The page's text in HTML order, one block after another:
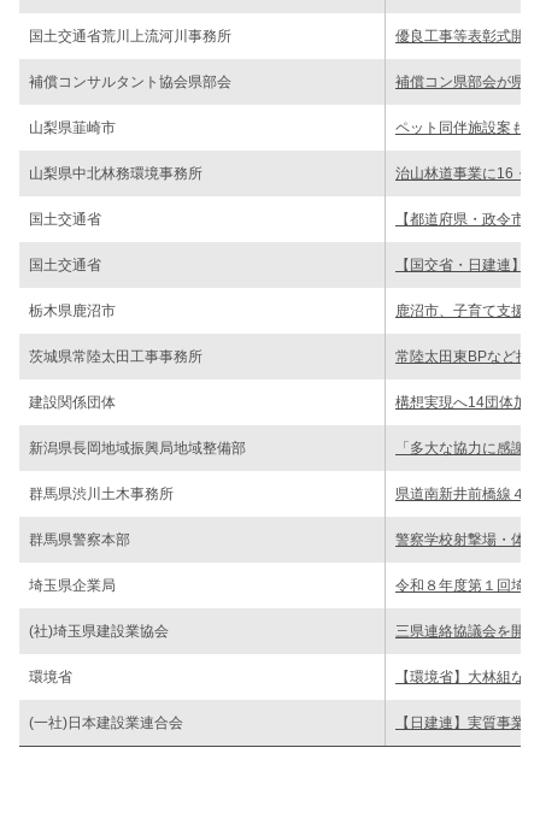
国土交通省荒川上流河川事務所 優良工事等表彰式開く
補償コンサルタント協会県部会 補償コン県部会が県
山梨県韮崎市 ペット同伴施設案も
山梨県中北林務環境事務所 治山林道事業に16・
国土交通省 【都道府県・政令市
国土交通省 【国交省・日建連】
栃木県鹿沼市 鹿沼市、子育て支援
茨城県常陸太田工事事務所 常陸太田東BPなど推
建設関係団体 構想実現へ14団体加
新潟県長岡地域振興局地域整備部 「多大な協力に感謝
群馬県渋川土木事務所 県道南新井前橋線４
群馬県警察本部 警察学校射撃場・体
埼玉県企業局 令和８年度第１回埼
(社)埼玉県建設業協会 三県連絡協議会を開催
環境省 【環境省】大林組な
(一社)日本建設業連合会 【日建連】実質事業